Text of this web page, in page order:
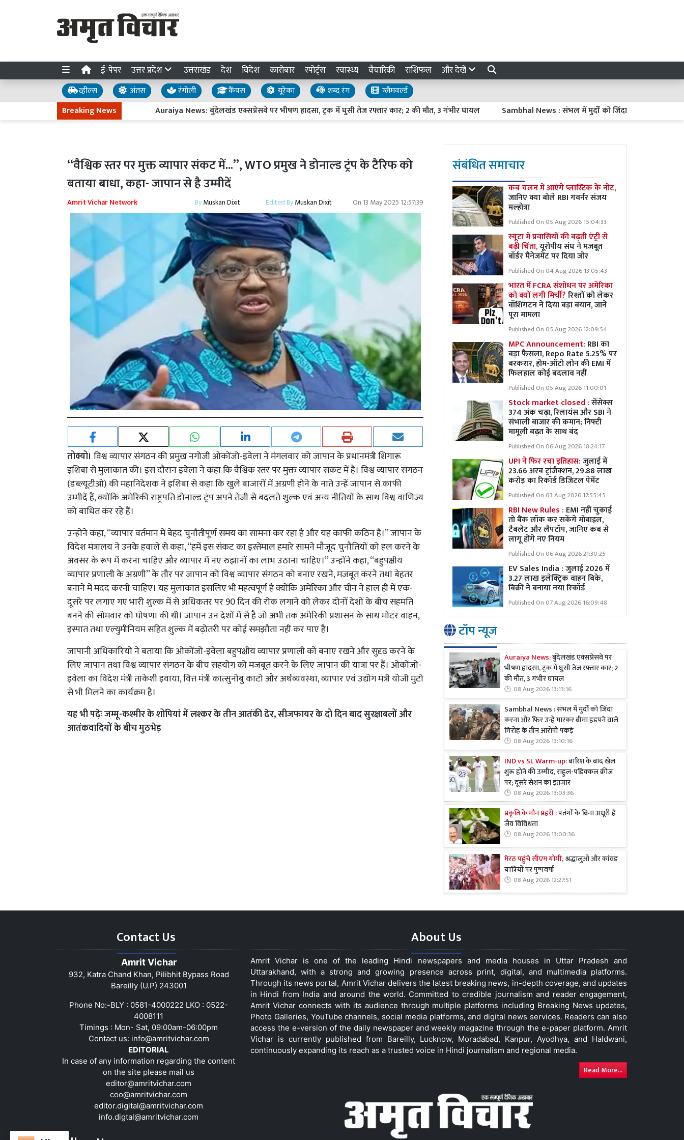
ई-पेपर उत्तर प्रदेश उत्तराखंड देश विदेश कारोबार स्पोर्ट्स स्वास्थ्य वैचारिकी राशिफल और देखें
व्हील्स अंतस रंगोली कैंपस यूरेका शब्द रंग
ग्लैमवर्ल्ड
Breaking News
Auraiya News: बुंदेलखंड एक्सप्रेसवे पर भीषण हादसा, ट्रक में घुसी तेज रफ्तार कार; 2 की मौत, 3 गंभीर घायल Sambhal News : संभल में मुर्दों को जिंदा करना और फिर उन्हें
‘‘वैश्विक स्तर पर मुक्त व्यापार संकट में...’’, WTO प्रमुख ने डोनाल्ड ट्रंप के टैरिफ को
बताया बाधा, कहा- जापान से है उम्मीदें
Amrit Vichar Network ByMuskan Dixit Edited ByMuskan Dixit On 13 May 2025 12:57:39
तोक्यो। विश्व व्यापार संगठन की प्रमुख नगोजी ओकोंजो-इवेला ने मंगलवार को जापान के प्रधानमंत्री शिगारू
इशिबा से मुलाकात की। इस दौरान इवेला ने कहा कि वैश्विक स्तर पर मुक्त व्यापार संकट में है। विश्व व्यापार संगठन
(डब्ल्यूटीओ) की महानिदेशक ने इशिबा से कहा कि खुले बाजारों में अग्रणी होने के नाते उन्हें जापान से काफी
उम्मीदें हैं, क्योंकि अमेरिकी राष्ट्रपति डोनाल्ड ट्रंप अपने तेजी से बदलते शुल्क एवं अन्य नीतियों के साथ विश्व वाणिज्य
को बाधित कर रहे हैं।
उन्होंने कहा, ‘‘व्यापार वर्तमान में बेहद चुनौतीपूर्ण समय का सामना कर रहा है और यह काफी कठिन है।’’ जापान के
विदेश मंत्रालय ने उनके हवाले से कहा, ‘‘हमें इस संकट का इस्तेमाल हमारे सामने मौजूद चुनौतियों को हल करने के
अवसर के रूप में करना चाहिए और व्यापार में नए रुझानों का लाभ उठाना चाहिए।’’ उन्होंने कहा, ‘‘बहुपक्षीय
व्यापार प्रणाली के अग्रणी’’ के तौर पर जापान को विश्व व्यापार संगठन को बनाए रखने, मजबूत करने तथा बेहतर
बनाने में मदद करनी चाहिए। यह मुलाकात इसलिए भी महत्वपूर्ण है क्योंकि अमेरिका और चीन ने हाल ही में एक-
दूसरे पर लगाए गए भारी शुल्क में से अधिकतर पर 90 दिन की रोक लगाने को लेकर दोनों देशों के बीच सहमति
बनने की सोमवार को घोषणा की थी। जापान उन देशों में से है जो अभी तक अमेरिकी प्रशासन के साथ मोटर वाहन,
इस्पात तथा एल्युमीनियम सहित शुल्क में बढ़ोतरी पर कोई समझौता नहीं कर पाए हैं।
जापानी अधिकारियों ने बताया कि ओकोंजो-इवेला बहुपक्षीय व्यापार प्रणाली को बनाए रखने और सुदृढ़ करने के
लिए जापान तथा विश्व व्यापार संगठन के बीच सहयोग को मजबूत करने के लिए जापान की यात्रा पर हैं। ओकोंजो-
इवेला का विदेश मंत्री ताकेशी इवाया, वित्त मंत्री कात्सुनोबु काटो और अर्थव्यवस्था, व्यापार एवं उद्योग मंत्री योजी मुटो
से भी मिलने का कार्यक्रम है।
यह भी पढ़ेःजम्मू-कश्मीर के शोपियां में लश्कर के तीन आतंकी ढेर, सीजफायर के दो दिन बाद सुरक्षाबलों और
आतंकवादियों के बीच मुठभेड़
संबंधित समाचार
कब चलन में आएंगे प्लास्टिक के नोट,
जानिए क्या बोले RBI गवर्नर संजय
मल्होत्रा
Published On 05 Aug 2026 15:04:33
स्यूटा में प्रवासियों की बढ़ती एंट्री से
बढ़ी चिंता,यूरोपीय संघ ने मजबूत
बॉर्डर मैनेजमेंट पर दिया जोर
Published On 04 Aug 2026 13:05:43
भारत में FCRA संशोधन पर अमेरिका
को क्यों लगी मिर्ची?रिश्तों को लेकर
वॉशिंगटन ने दिया बड़ा बयान, जानें
पूरा मामला
Published On 05 Aug 2026 12:09:54
MPC Announcement: RBI का
बड़ा फैसला, Repo Rate 5.25% पर
बरकरार, होम-ऑटो लोन की EMI में
फिलहाल कोई बदलाव नहीं
Published On 05 Aug 2026 11:00:01
Stock market closed :सेंसेक्स
374 अंक चढ़ा, रिलायंस और SBI ने
संभाली बाजार की कमान; निफ्टी
मामूली बढ़त के साथ बंद
Published On 06 Aug 2026 18:24:17
UPI ने फिर रचा इतिहास:जुलाई में
23.66 अरब ट्रांजैक्शन, 29.88 लाख
करोड़ का रिकॉर्ड डिजिटल पेमेंट
Published On 03 Aug 2026 17:55:45
RBI New Rules : EMI नहीं चुकाई
तो बैंक लॉक कर सकेंगे मोबाइल,
टैबलेट और लैपटॉप, जानिए कब से
लागू होंगे नए नियम
Published On 06 Aug 2026 21:30:25
EV Sales India : जुलाई 2026 में
3.27 लाख इलेक्ट्रिक वाहन बिके,
बिक्री ने बनाया नया रिकॉर्ड
Published On 07 Aug 2026 16:09:48
टॉप न्यूज
Auraiya News:बुंदेलखंड एक्सप्रेसवे पर
भीषण हादसा, ट्रक में घुसी तेज रफ्तार कार; 2
की मौत, 3 गंभीर घायल
08 Aug 2026 13:13:16
Sambhal News : संभल में मुर्दों को जिंदा
करना और फिर उन्हें मारकर बीमा हड़पने वाले
गिरोह के तीन आरोपी पकड़े
08 Aug 2026 13:10:16
IND vs SL Warm-up:बारिश के बाद खेल
शुरू होने की उम्मीद, राहुल-पडिक्कल क्रीज
पर; दूसरे सेशन का इंतजार
08 Aug 2026 13:03:36
प्रकृति के मौन प्रहरी :पतंगों के बिना अधूरी है
जैव विविधता
08 Aug 2026 13:00:36
मेरठ पहुंचे सीएम योगी,श्रद्धालुओं और कांवड़
यात्रियों पर पुष्पवर्षा
08 Aug 2026 12:27:51
Contact Us
Amrit Vichar
932, Katra Chand Khan, Pilibhit Bypass Road
Bareilly (U.P) 243001
Phone No:-BLY : 0581-4000222 LKO : 0522-
4008111
Timings : Mon- Sat, 09:00am-06:00pm
Contact us: info@amritvichar.com
EDITORIAL
In case of any information regarding the content
on the site please mail us
editor@amritvichar.com
coo@amritvichar.com
editor.digital@amritvichar.com
info.digtal@amritvichar.com
About Us
Amrit Vichar is one of the leading Hindi newspapers and media houses in Uttar Pradesh and
Uttarakhand, with a strong and growing presence across print, digital, and multimedia platforms.
Through its news portal, Amrit Vichar delivers the latest breaking news, in-depth coverage, and updates
in Hindi from India and around the world. Committed to credible journalism and reader engagement,
Amrit Vichar connects with its audience through multiple platforms including Breaking News updates,
Photo Galleries, YouTube channels, social media platforms, and digital news services. Readers can also
access the e-version of the daily newspaper and weekly magazine through the e-paper platform. Amrit
Vichar is currently published from Bareilly, Lucknow, Moradabad, Kanpur, Ayodhya, and Haldwani,
continuously expanding its reach as a trusted voice in Hindi journalism and regional media.
Read More...